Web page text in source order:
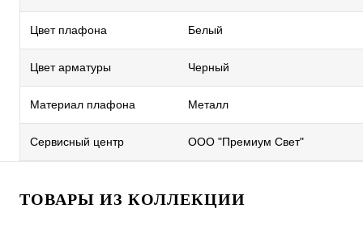
Цвет плафона Белый
Цвет арматуры Черный
Материал плафона Металл
Сервисный центр ООО "Премиум Свет"
ТОВАРЫ ИЗ КОЛЛЕКЦИИ